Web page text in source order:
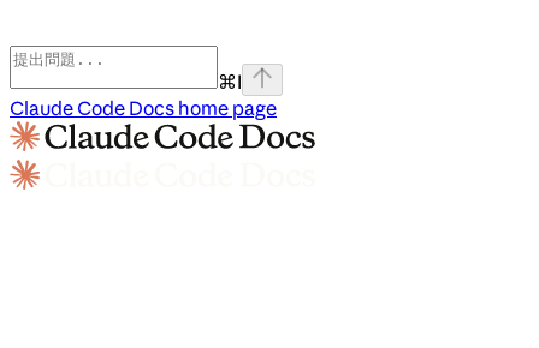
⌘I
Claude Code Docs home page